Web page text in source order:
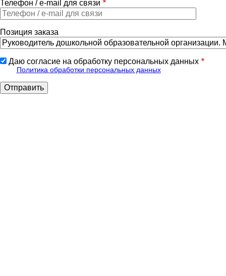
Телефон / e-mail для связи
Позиция заказа
Даю согласие на обработку персональных данных
Политика обработки персональных данных